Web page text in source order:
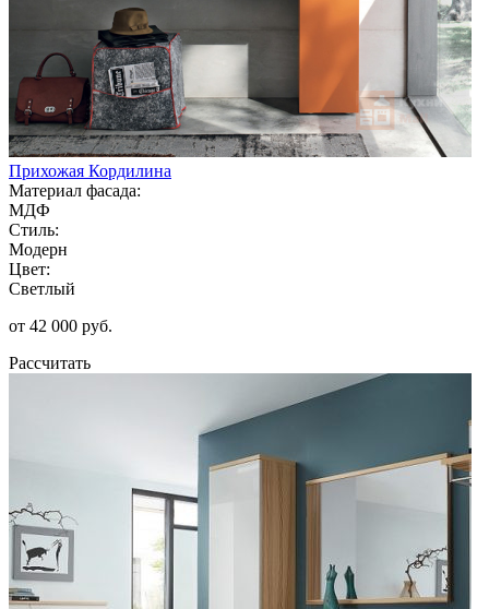
Прихожая Кордилина
Материал фасада:
МДФ
Стиль:
Модерн
Цвет:
Светлый
от 42 000 руб.
Рассчитать